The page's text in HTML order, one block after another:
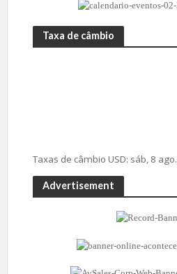
Taxa de câmbio
Taxas de câmbio USD: sáb, 8 ago.
Advertisement